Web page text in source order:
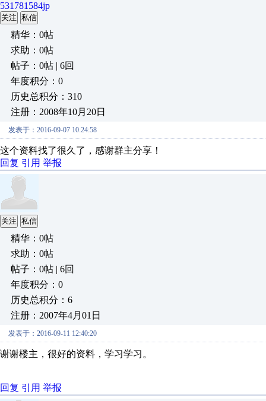
531781584jp
关注 私信
精华：0帖
求助：0帖
帖子：0帖 | 6回
年度积分：0
历史总积分：310
注册：2008年10月20日
发表于：2016-09-07 10:24:58
这个资料找了很久了，感谢群主分享！
回复 引用 举报
关注 私信
精华：0帖
求助：0帖
帖子：0帖 | 6回
年度积分：0
历史总积分：6
注册：2007年4月01日
发表于：2016-09-11 12:40:20
谢谢楼主，很好的资料，学习学习。
回复 引用 举报